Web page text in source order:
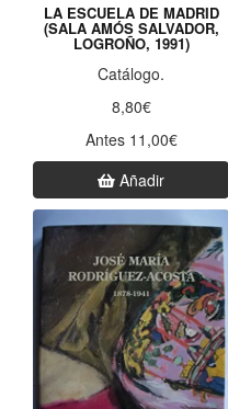
LA ESCUELA DE MADRID
(SALA AMÓS SALVADOR,
LOGROÑO, 1991)
Catálogo.
8,80€
Antes 11,00€
Añadir